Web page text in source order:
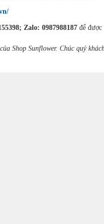
Zalo: 0987988187 để được
Shop Sunflower. Chúc quý